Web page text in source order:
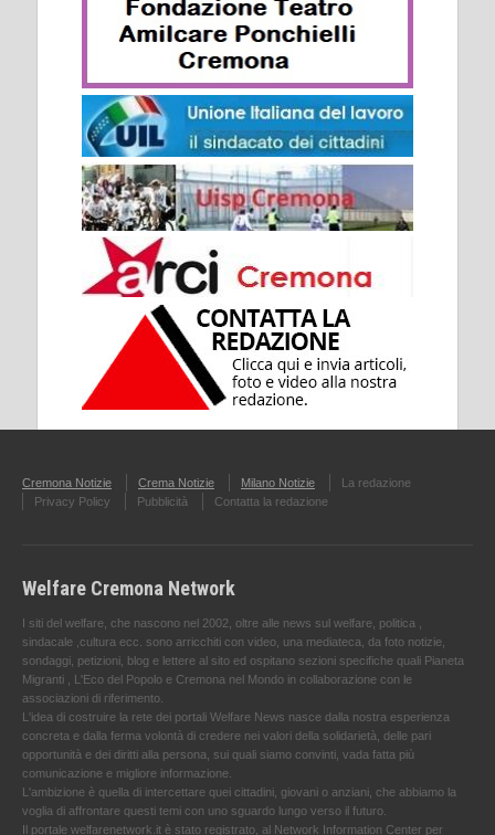
Cremona Notizie Crema Notizie Milano Notizie
La redazione
Privacy Policy
Pubblicità Contatta la redazione
Welfare Cremona Network
I siti del welfare, che nascono nel 2002, oltre alle news sul welfare, politica ,
sindacale ,cultura ecc. sono arricchiti con video, una mediateca, da foto notizie,
sondaggi, petizioni, blog e lettere al sito ed ospitano sezioni specifiche quali Pianeta
Migranti , L'Eco del Popolo e Cremona nel Mondo in collaborazione con le
associazioni di riferimento.
L'idea di costruire la rete dei portali Welfare News nasce dalla nostra esperienza
concreta e dalla ferma volontà di credere nei valori della solidarietà, delle pari
opportunità e dei diritti alla persona, sui quali siamo convinti, vada fatta più
comunicazione e migliore informazione.
L'ambizione è quella di intercettare quei cittadini, giovani o anziani, che abbiamo la
voglia di affrontare questi temi con uno sguardo lungo verso il futuro.
Il portale welfarenetwork.it è stato registrato, al Network Information Center per